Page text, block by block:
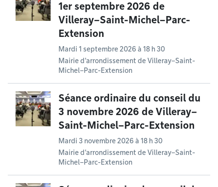
1er septembre 2026 de
Villeray–Saint-Michel–Parc-
Extension
Mardi 1 septembre 2026 à 18 h 30
Mairie d'arrondissement de Villeray–Saint-
Michel–Parc-Extension
Séance ordinaire du conseil du
3 novembre 2026 de Villeray–
Saint-Michel–Parc-Extension
Mardi 3 novembre 2026 à 18 h 30
Mairie d'arrondissement de Villeray–Saint-
Michel–Parc-Extension